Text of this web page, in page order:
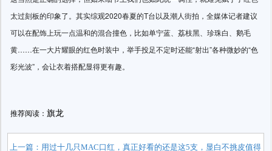
太过刻板的印象了。其实综观2020春夏的T台以及潮人街拍，全媒体记者建议
可以在配饰上玩一点温和的混合撞色，比如单宁蓝、荔枝黑、珍珠白、鹅毛
黄……在一大片耀眼的红色时装中，举手投足不定时还能“射出”各种微妙的“色
彩光波”，会让衣着搭配显得更有趣。
推荐阅读： 旗龙
上一篇： 用过十几只MAC口红，真正好看的还是这5支，显白不挑皮值得